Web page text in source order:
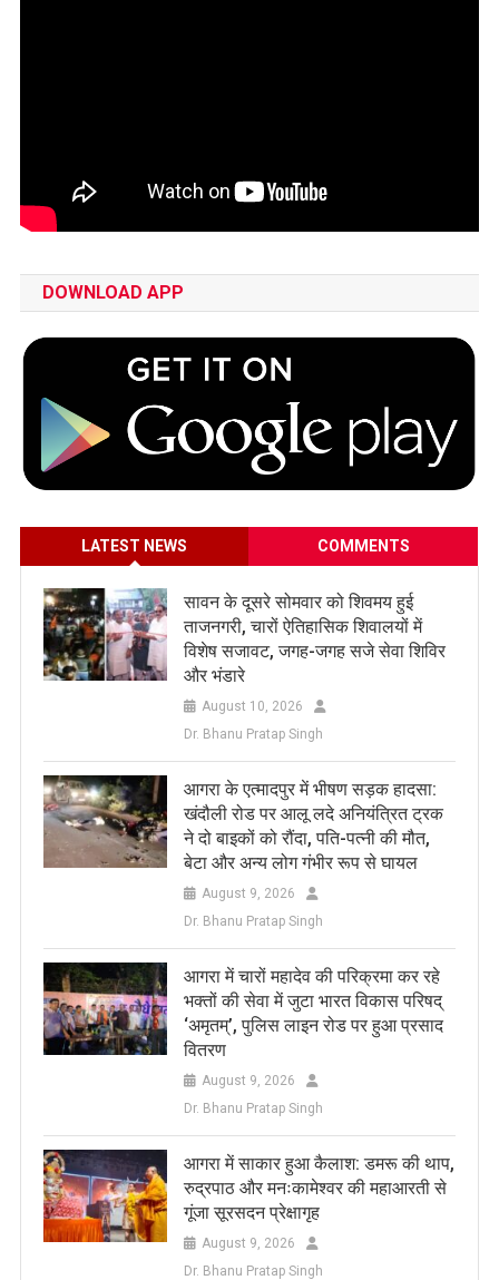
DOWNLOAD APP
LATEST NEWS COMMENTS
सावन के दूसरे सोमवार को शिवमय हुई
ताजनगरी, चारों ऐतिहासिक शिवालयों में
विशेष सजावट, जगह-जगह सजे सेवा शिविर
और भंडारे
August 10, 2026
Dr. Bhanu Pratap Singh
आगरा के एत्मादपुर में भीषण सड़क हादसा:
खंदौली रोड पर आलू लदे अनियंत्रित ट्रक
ने दो बाइकों को रौंदा, पति-पत्नी की मौत,
बेटा और अन्य लोग गंभीर रूप से घायल
August 9, 2026
Dr. Bhanu Pratap Singh
आगरा में चारों महादेव की परिक्रमा कर रहे
भक्तों की सेवा में जुटा भारत विकास परिषद्
‘अमृतम्’, पुलिस लाइन रोड पर हुआ प्रसाद
वितरण
August 9, 2026
Dr. Bhanu Pratap Singh
आगरा में साकार हुआ कैलाश: डमरू की थाप,
रुद्रपाठ और मनःकामेश्वर की महाआरती से
गूंजा सूरसदन प्रेक्षागृह
August 9, 2026
Dr. Bhanu Pratap Singh